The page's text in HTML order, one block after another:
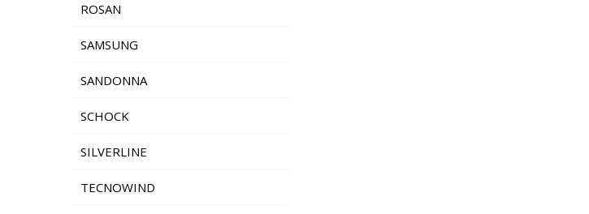
ROSAN
SAMSUNG
SANDONNA
SCHOCK
SILVERLINE
TECNOWIND